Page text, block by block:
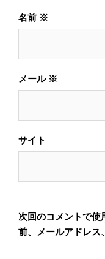
名前 ※
メール ※
サイト
次回のコメントで使
前、メールアドレス